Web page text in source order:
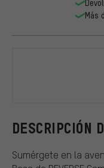
DESCRIPCIÓN
Sumérgete en la
Más